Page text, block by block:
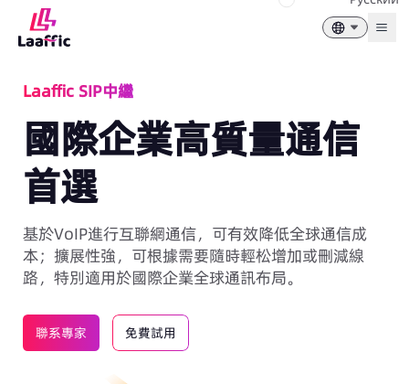
Laaffic SIP中繼
國際企業高質量通信
首選
基於VoIP進行互聯網通信，可有效降低全球通信成
本；擴展性強，可根據需要隨時輕松增加或刪減線
路，特別適用於國際企業全球通訊布局。
聯系專家 免費試用